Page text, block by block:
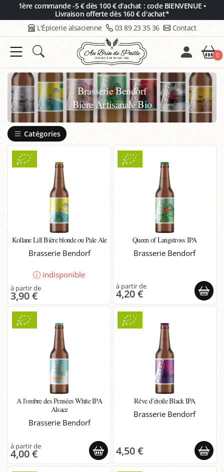
1ère commande -5 € dès 100 € d'achat : code BIENVENUE •
Livraison offerte dès 160 € d'achat*
L'Épicerie alsacienne 03 89 23 35 36 Contact
0
Brasserie Bendorf
Bière Artisanale Bio
Catégories
Kollane Lill Bière blonde ou Pale Ale
Brasserie Bendorf
indisponible
3,90 €
Queen of Langstross IPA
Brasserie Bendorf
4,20 €
A l'ombre des Pensées White IPA
Alsace
Brasserie Bendorf
4,00 €
Rêve d’étoile Black IPA
Brasserie Bendorf
4,50 €
Panneau de gestion des cookies